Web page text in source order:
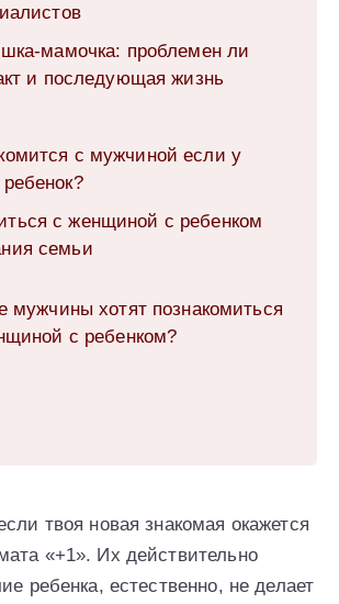
мамочка: проблемен ли
и последующая жизнь
с мужчиной если у
с женщиной с ребенком
семьи
мужчины хотят познакомиться
с ребенком?
твоя новая знакомая окажется
«+1». Их действительно
ребенка, естественно, не делает